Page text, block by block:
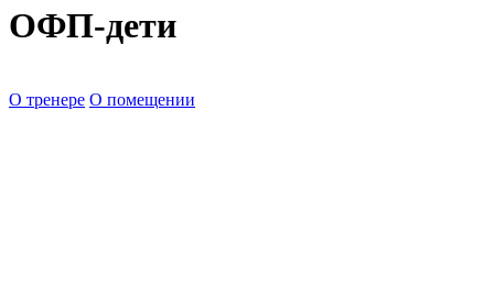
ОФП-дети
О тренере О помещении